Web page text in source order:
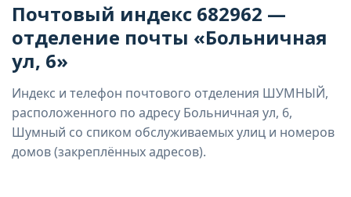
Почтовый индекс 682962 —
отделение почты «Больничная
ул, 6»
Индекс и телефон почтового отделения ШУМНЫЙ,
расположенного по адресу Больничная ул, 6,
Шумный со спиком обслуживаемых улиц и номеров
домов (закреплённых адресов).